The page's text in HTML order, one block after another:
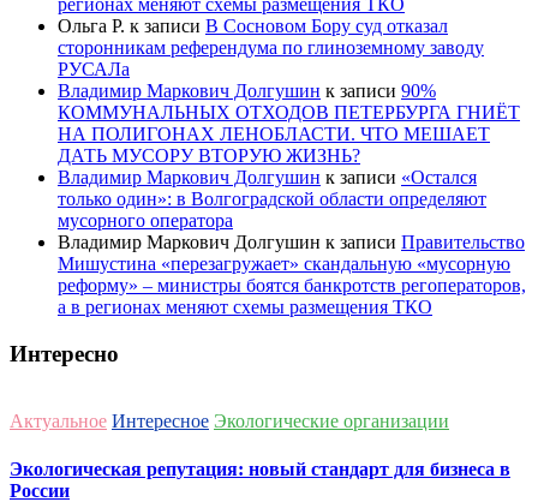
регионах меняют схемы размещения ТКО
Ольга Р. к записи В Сосновом Бору суд отказал
сторонникам референдума по глиноземному заводу
РУСАЛа
Владимир Маркович Долгушин к записи 90%
КОММУНАЛЬНЫХ ОТХОДОВ ПЕТЕРБУРГА ГНИЁТ
НА ПОЛИГОНАХ ЛЕНОБЛАСТИ. ЧТО МЕШАЕТ
ДАТЬ МУСОРУ ВТОРУЮ ЖИЗНЬ?
Владимир Маркович Долгушин к записи «Остался
только один»: в Волгоградской области определяют
мусорного оператора
Владимир Маркович Долгушин к записи Правительство
Мишустина «перезагружает» скандальную «мусорную
реформу» – министры боятся банкротств регоператоров,
а в регионах меняют схемы размещения ТКО
Интересно
Актуальное Интересное Экологические организации
Экологическая репутация: новый стандарт для бизнеса в
России